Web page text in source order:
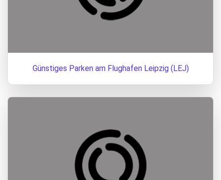
Günstiges Parken am Flughafen Leipzig (LEJ)